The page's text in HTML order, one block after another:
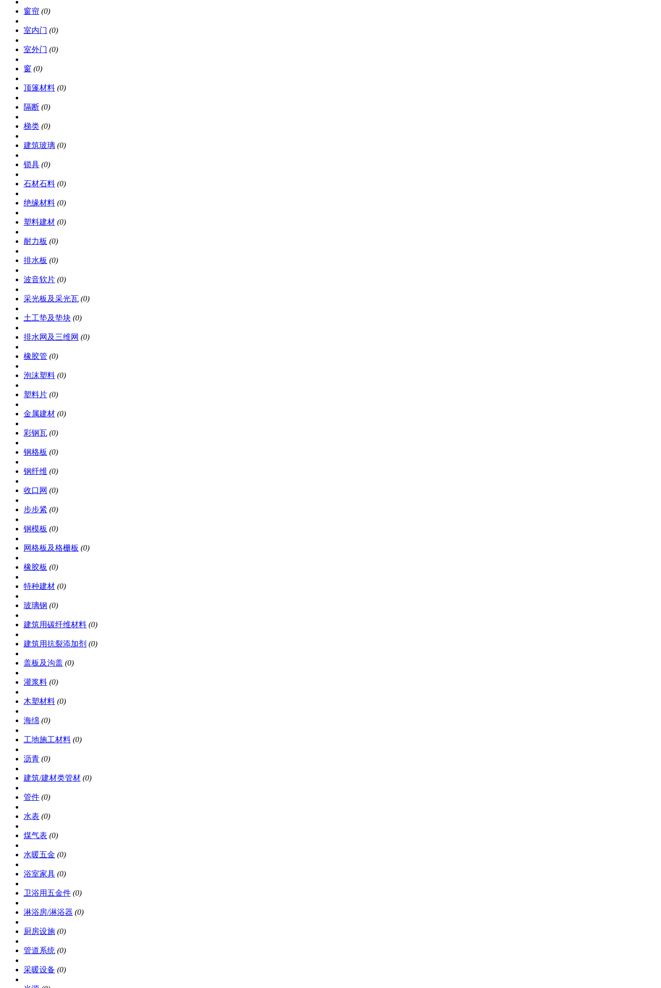
窗帘 (0)
室内门 (0)
室外门 (0)
窗 (0)
顶篷材料 (0)
隔断 (0)
梯类 (0)
建筑玻璃 (0)
锁具 (0)
石材石料 (0)
绝缘材料 (0)
塑料建材 (0)
耐力板 (0)
排水板 (0)
波音软片 (0)
采光板及采光瓦 (0)
土工垫及垫块 (0)
排水网及三维网 (0)
橡胶管 (0)
泡沫塑料 (0)
塑料片 (0)
金属建材 (0)
彩钢瓦 (0)
钢格板 (0)
钢纤维 (0)
收口网 (0)
步步紧 (0)
钢模板 (0)
网格板及格栅板 (0)
橡胶板 (0)
特种建材 (0)
玻璃钢 (0)
建筑用碳纤维材料 (0)
建筑用抗裂添加剂 (0)
盖板及沟盖 (0)
灌浆料 (0)
木塑材料 (0)
海绵 (0)
工地施工材料 (0)
沥青 (0)
建筑/建材类管材 (0)
管件 (0)
水表 (0)
煤气表 (0)
水暖五金 (0)
浴室家具 (0)
卫浴用五金件 (0)
淋浴房/淋浴器 (0)
厨房设施 (0)
管道系统 (0)
采暖设备 (0)